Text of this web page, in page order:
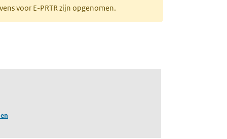
voor E-PRTR zijn opgenomen.